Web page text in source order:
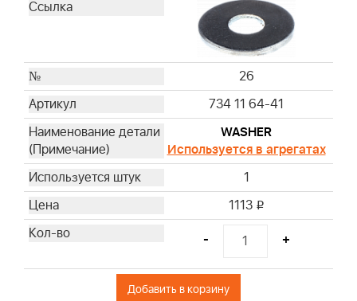
26
734 11 64-41
WASHER
Используется в агрегатах
1
1113 i
- +
Добавить в корзину